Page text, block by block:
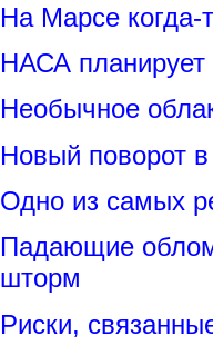
На Марсе когда-
НАСА
Необычное
Новый поворот
Одно из самых
Падающие
шторм
Риски,